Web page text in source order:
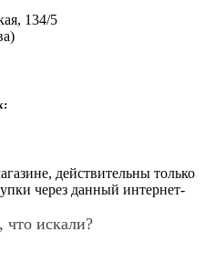
134/5
действительны только
через данный интернет-
искали?